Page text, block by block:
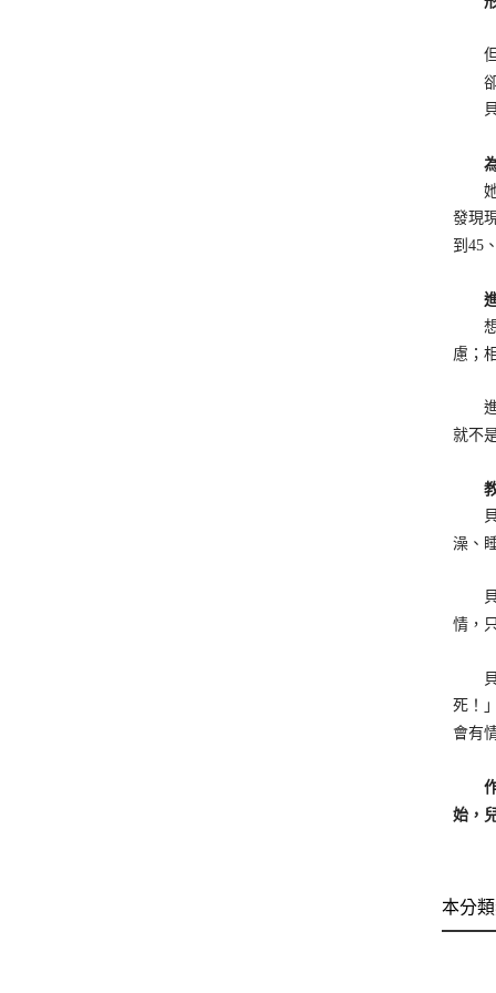
但
卻
貝
為
她
發現
到45
進
想
慮；
進
就不
教
貝
澡、
貝
情，
貝
死！
會有
作
始，
本分